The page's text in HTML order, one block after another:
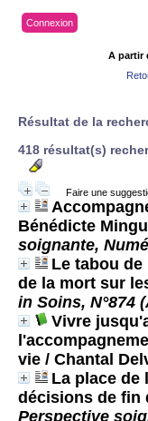
Connexion
A partir
Résultat de la
418 résultat(s)
Faire une
Bénédicte
soignante,
Le tabou
de la mort sur
in Soins, N°874
Vivre
vie / Chantal
La place de
décisions de fin
Perspective